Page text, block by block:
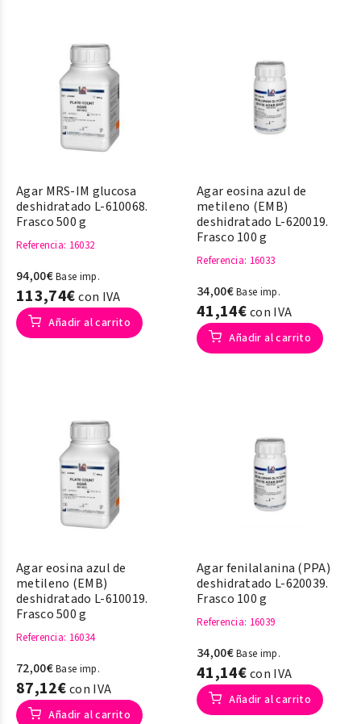
Agar MRS-IM glucosa
deshidratado L-610068.
Frasco 500 g
Referencia: 16032
94,00€Base imp.
113,74€con IVA
Añadir al carrito
Agar eosina azul de
metileno (EMB)
deshidratado L-620019.
Frasco 100 g
Referencia: 16033
34,00€Base imp.
41,14€con IVA
Añadir al carrito
Agar eosina azul de
metileno (EMB)
deshidratado L-610019.
Frasco 500 g
Referencia: 16034
72,00€Base imp.
87,12€con IVA
Añadir al carrito
Agar fenilalanina (PPA)
deshidratado L-620039.
Frasco 100 g
Referencia: 16039
34,00€Base imp.
41,14€con IVA
Añadir al carrito